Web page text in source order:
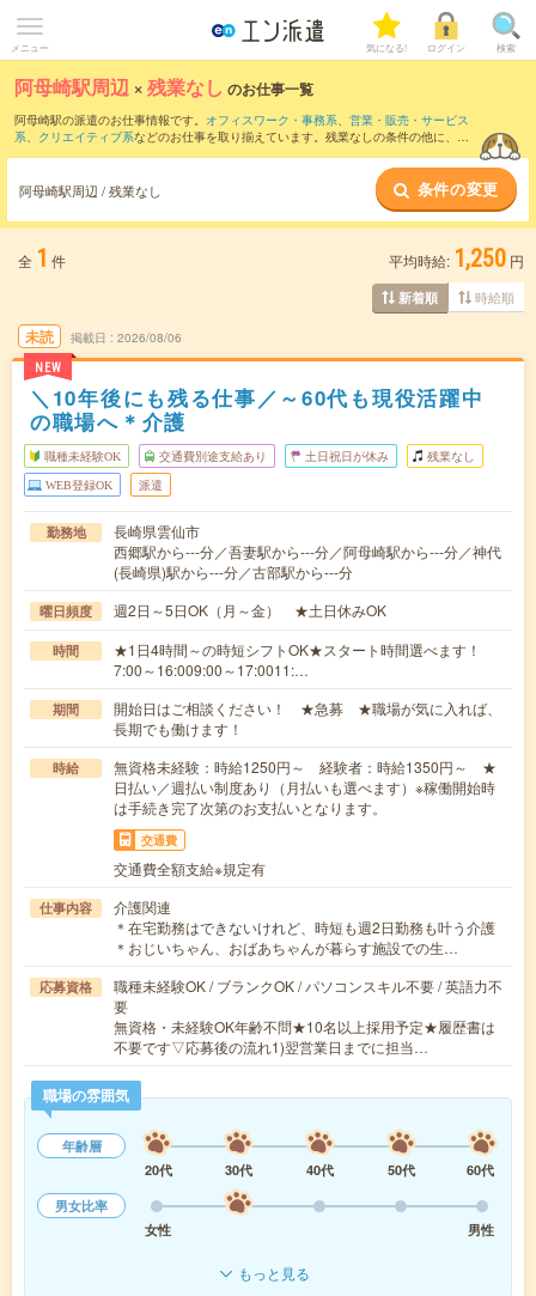
メニュー 気になる! ログイン 検索
阿母崎駅周辺 ×残業なし のお仕事一覧
阿母崎駅の派遣のお仕事情報です。 オフィスワーク・事務系、 営業・販売・サービス
系、 クリエイティブ系などのお仕事を取り揃えています。残業なしの条件の他に、 交
阿母崎駅周辺 / 残業なし 条件の変更
全 1 件 平均時給: 1,250 円
新着順 時給順
未読
NEW
掲載日 2026/08/06
＼10年後にも残る仕事／～60代も現役活躍中
の職場へ＊介護
職種未経験OK 交通費別途支給あり 土日祝日が休み 残業なし
WEB登録OK 派遣
勤務地
長崎県雲仙市
西郷駅から---分／吾妻駅から---分／阿母崎駅から---分／神代
(長崎県)駅から---分／古部駅から---分
曜日頻度 週2日～5日OK（月～金） ★土日休みOK
時間
★1日4時間～の時短シフトOK★スタート時間選べます！
7:00～16:009:00～17:0011:…
期間
開始日はご相談ください！ ★急募 ★職場が気に入れば、
長期でも働けます！
時給
無資格未経験：時給1250円～ 経験者：時給1350円～ ★
日払い／週払い制度あり（月払いも選べます）※稼働開始時
は手続き完了次第のお支払いとなります。
交通費
交通費全額支給※規定有
仕事内容
介護関連
＊在宅勤務はできないけれど、時短も週2日勤務も叶う介護
＊おじいちゃん、おばあちゃんが暮らす施設での生…
応募資格
職種未経験OK / ブランクOK / パソコンスキル不要 / 英語力不
要
無資格・未経験OK年齢不問★10名以上採用予定★履歴書は
不要です▽応募後の流れ1)翌営業日までに担当…
職場の雰囲気
年齢層
20代
30代 40代 50代
60代
男女比率
女性
男性
もっと見る